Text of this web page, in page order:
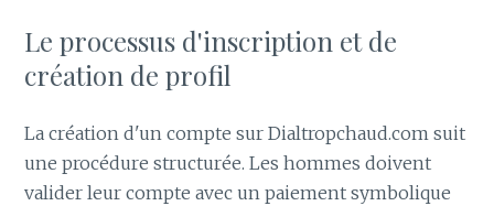
Le processus d'inscription et de
création de profil
La création d'un compte sur Dialtropchaud.com suit
une procédure structurée. Les hommes doivent
valider leur compte avec un paiement symbolique